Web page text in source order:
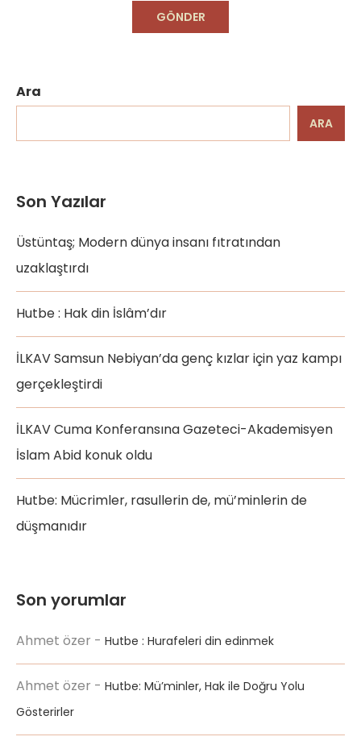
Ara
ARA
Son Yazılar
Üstüntaş; Modern dünya insanı fıtratından
uzaklaştırdı
Hutbe : Hak din İslâm’dır
İLKAV Samsun Nebiyan’da genç kızlar için yaz kampı
gerçekleştirdi
İLKAV Cuma Konferansına Gazeteci-Akademisyen
İslam Abid konuk oldu
Hutbe: Mücrimler, rasullerin de, mü’minlerin de
düşmanıdır
Son yorumlar
Ahmet özer - Hutbe : Hurafeleri din edinmek
Ahmet özer - Hutbe: Mü’minler, Hak ile Doğru Yolu
Gösterirler